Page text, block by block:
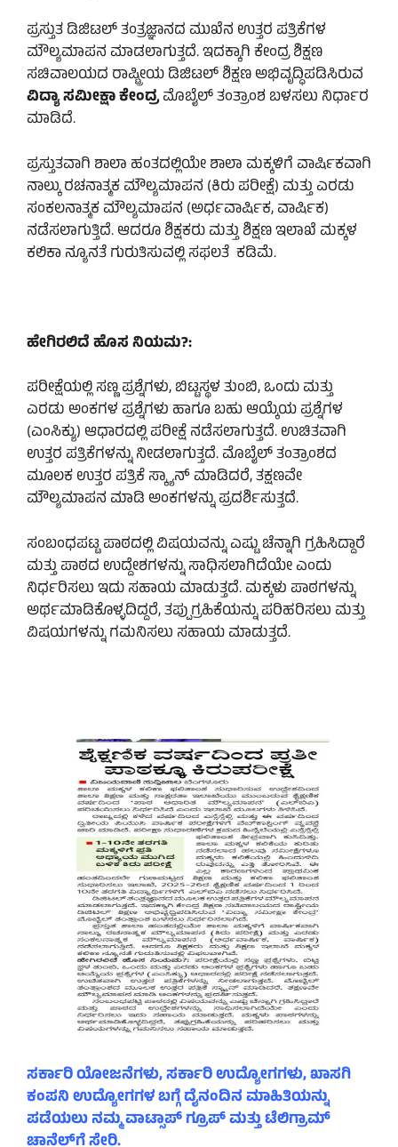
ಪ್ರಸ್ತುತ ಡಿಜಿಟಲ್ ತಂತ್ರಜ್ಞಾನದ ಮುಖೆನ ಉತ್ತರ ಪತ್ರಿಕೆಗಳ
ಮೌಲ್ಯಮಾಪನ ಮಾಡಲಾಗುತ್ತದೆ. ಇದಕ್ಕಾಗಿ ಕೇಂದ್ರ ಶಿಕ್ಷಣ
ಸಚಿವಾಲಯದ ರಾಷ್ಟ್ರೀಯ ಡಿಜಿಟಲ್ ಶಿಕ್ಷಣ ಅಭಿವೃದ್ಧಿಪಡಿಸಿರುವ
ವಿದ್ಯಾ ಸಮೀಕ್ಷಾ ಕೇಂದ್ರಮೊಬೈಲ್ ತಂತ್ರಾಂಶ ಬಳಸಲು ನಿರ್ಧಾರ
ಮಾಡಿದೆ.
ಪ್ರಸ್ತುತವಾಗಿ ಶಾಲಾ ಹಂತದಲ್ಲಿಯೇ ಶಾಲಾ ಮಕ್ಕಳಿಗೆ ವಾರ್ಷಿಕವಾಗಿ
ನಾಲ್ಕು ರಚನಾತ್ಮಕ ಮೌಲ್ಯಮಾಪನ (ಕಿರು ಪರೀಕ್ಷೆ) ಮತ್ತು ಎರಡು
ಸಂಕಲನಾತ್ಮಕ ಮೌಲ್ಯಮಾಪನ (ಅರ್ಧವಾರ್ಷಿಕ, ವಾರ್ಷಿಕ)
ನಡೆಸಲಾಗುತ್ತಿದೆ. ಆದರೂ ಶಿಕ್ಷಕರು ಮತ್ತು ಶಿಕ್ಷಣ ಇಲಾಖೆ ಮಕ್ಕಳ
ಕಲಿಕಾ ನ್ಯೂನತೆ ಗುರುತಿಸುವಲ್ಲಿ ಸಫಲತೆ ಕಡಿಮೆ.
ಹೇಗಿರಲಿದೆ ಹೊಸ ನಿಯಮ?:
ಪರೀಕ್ಷೆಯಲ್ಲಿ ಸಣ್ಣ ಪ್ರಶ್ನೆಗಳು, ಬಿಟ್ಟಸ್ಥಳ ತುಂಬಿ, ಒಂದು ಮತ್ತು
ಎರಡು ಅಂಕಗಳ ಪ್ರಶ್ನೆಗಳು ಹಾಗೂ ಬಹು ಆಯ್ಕೆಯ ಪ್ರಶ್ನೆಗಳ
(ಎಂಸಿಕ್ಯು) ಆಧಾರದಲ್ಲಿ ಪರೀಕ್ಷೆ ನಡೆಸಲಾಗುತ್ತದೆ. ಉಚಿತವಾಗಿ
ಉತ್ತರ ಪತ್ರಿಕೆಗಳನ್ನು ನೀಡಲಾಗುತ್ತದೆ. ಮೊಬೈಲ್ ತಂತ್ರಾಂಶದ
ಮೂಲಕ ಉತ್ತರ ಪತ್ರಿಕೆ ಸ್ಕ್ಯಾನ್ ಮಾಡಿದರೆ, ತಕ್ಷಣವೇ
ಮೌಲ್ಯಮಾಪನ ಮಾಡಿ ಅಂಕಗಳನ್ನು ಪ್ರದರ್ಶಿಸುತ್ತದೆ.
ಸಂಬಂಧಪಟ್ಟ ಪಾಠದಲ್ಲಿ ವಿಷಯವನ್ನು ಎಷ್ಟು ಚೆನ್ನಾಗಿ ಗ್ರಹಿಸಿದ್ದಾರೆ
ಮತ್ತು ಪಾಠದ ಉದ್ದೇಶಗಳನ್ನು ಸಾಧಿಸಲಾಗಿದೆಯೇ ಎಂದು
ನಿರ್ಧರಿಸಲು ಇದು ಸಹಾಯ ಮಾಡುತ್ತದೆ. ಮಕ್ಕಳು ಪಾಠಗಳನ್ನು
ಅರ್ಥಮಾಡಿಕೊಳ್ಳದಿದ್ದರೆ, ತಪ್ಪುಗ್ರಹಿಕೆಯನ್ನು ಪರಿಹರಿಸಲು ಮತ್ತು
ವಿಷಯಗಳನ್ನು ಗಮನಿಸಲು ಸಹಾಯ ಮಾಡುತ್ತದೆ.
ಸರ್ಕಾರಿ ಯೋಜನೆಗಳು, ಸರ್ಕಾರಿ ಉದ್ಯೋಗಗಳು, ಖಾಸಗಿ
ಕಂಪನಿ ಉದ್ಯೋಗಗಳ ಬಗ್ಗೆ ದೈನಂದಿನ ಮಾಹಿತಿಯನ್ನು
ಪಡೆಯಲು ನಮ್ಮ ವಾಟ್ಸಾಪ್ ಗ್ರೂಪ್ ಮತ್ತು ಟೆಲಿಗ್ರಾಮ್